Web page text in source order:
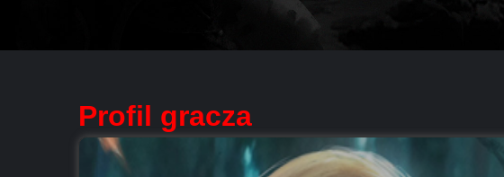
Profil gracza